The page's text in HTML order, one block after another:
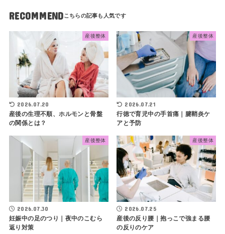
RECOMMEND
産後整体
2026.07.20
産後の生理不順、ホルモンと骨盤
の関係とは？
産後整体
2026.07.21
行徳で育児中の手首痛｜腱鞘炎ケ
アと予防
産後整体
2026.07.30
妊娠中の足のつり｜夜中のこむら
返り対策
産後整体
2026.07.25
産後の反り腰｜抱っこで強まる腰
の反りのケア